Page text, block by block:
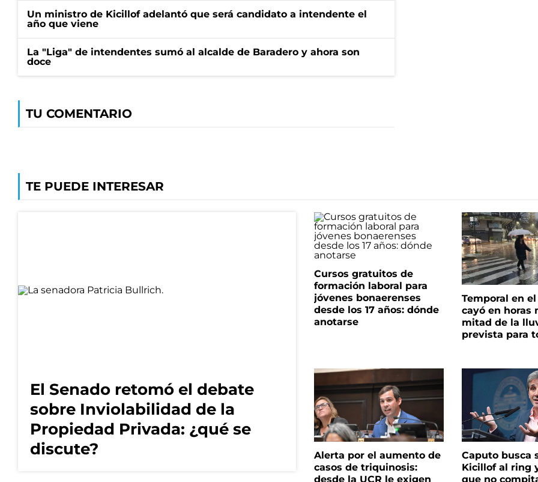
Un ministro de Kicillof adelantó que será candidato a intendente el
año que viene
La "Liga" de intendentes sumó al alcalde de Baradero y ahora son
doce
TU COMENTARIO
TE PUEDE INTERESAR
El Senado retomó el debate
sobre Inviolabilidad de la
Propiedad Privada: ¿qué se
discute?
Cursos gratuitos de
formación laboral para
jóvenes bonaerenses
desde los 17 años: dónde
anotarse
Temporal en el
cayó en horas
mitad de la
prevista para
Alerta por el aumento de
casos de triquinosis:
desde la UCR le exigen
Caputo busca
Kicillof al ring
que no